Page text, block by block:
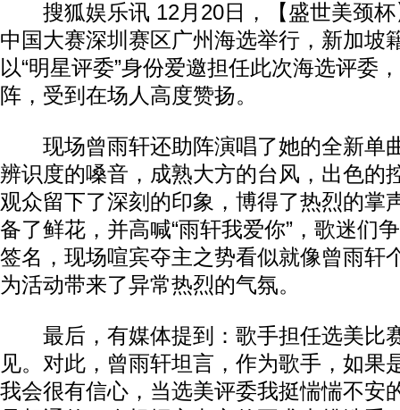
搜狐娱乐讯 12月20日，【盛世美颈杯
中国大赛深圳赛区广州海选举行，新加坡
以“明星评委”身份爱邀担任此次海选评委
阵，受到在场人高度赞扬。
现场曾雨轩还助阵演唱了她的全新单
辨识度的嗓音，成熟大方的台风，出色的
观众留下了深刻的印象，博得了热烈的掌
备了鲜花，并高喊“雨轩我爱你”，歌迷们
签名，现场喧宾夺主之势看似就像曾雨轩
为活动带来了异常热烈的气氛。
最后，有媒体提到：歌手担任选美比
见。对此，曾雨轩坦言，作为歌手，如果
我会很有信心，当选美评委我挺惴惴不安